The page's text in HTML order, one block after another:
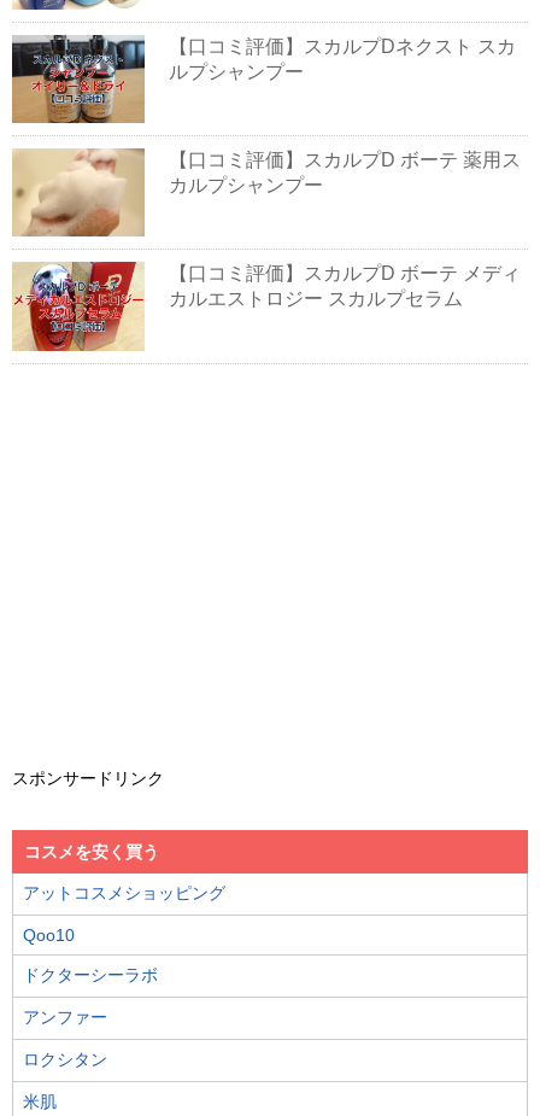
【口コミ評価】スカルプDネクスト スカ
ルプシャンプー
【口コミ評価】スカルプD ボーテ 薬用ス
カルプシャンプー
【口コミ評価】スカルプD ボーテ メディ
カルエストロジー スカルプセラム
スポンサードリンク
コスメを安く買う
アットコスメショッピング
Qoo10
ドクターシーラボ
アンファー
ロクシタン
米肌